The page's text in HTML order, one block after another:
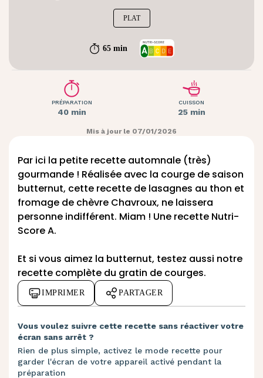
PLAT
65 min
PRÉPARATION
40 min
CUISSON
25 min
Mis à jour le 07/01/2026
Par ici la petite recette automnale (très)
gourmande ! Réalisée avec la courge de saison
butternut, cette recette de lasagnes au thon et
fromage de chèvre Chavroux, ne laissera
personne indifférent. Miam ! Une recette Nutri-
Score A.
Et si vous aimez la butternut, testez aussi notre
recette complète du gratin de courges.
IMPRIMER PARTAGER
Vous voulez suivre cette recette sans réactiver votre
écran sans arrêt ?
Rien de plus simple, activez le mode recette pour
garder l'écran de votre appareil activé pendant la
préparation